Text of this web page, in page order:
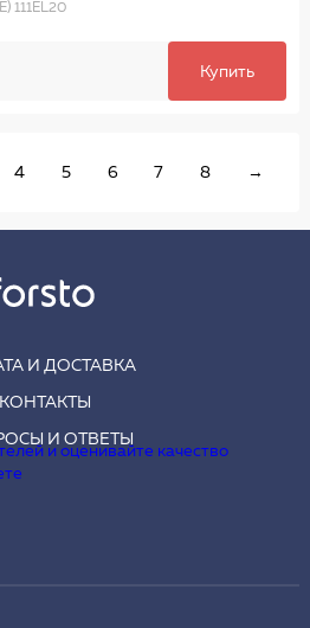
111EL20
Купить
4 5 6 7 8 →
И ДОСТАВКА
КОНТАКТЫ
И ОТВЕТЫ